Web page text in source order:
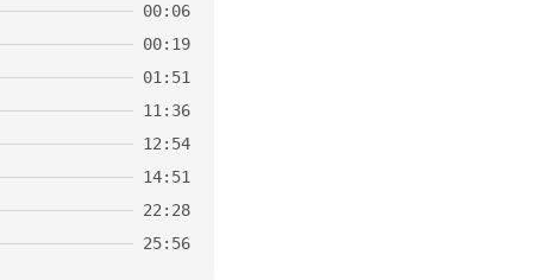
00:06
00:19
01:51
11:36
12:54
14:51
22:28
25:56